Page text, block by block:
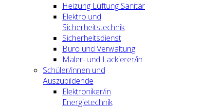
Heizung Lüftung Sanitär
Elektro und
Sicherheitstechnik
Sicherheitsdienst
Büro und Verwaltung
Maler- und Lackierer/in
Schüler/innen und
Auszubildende
Elektroniker/in
Energietechnik